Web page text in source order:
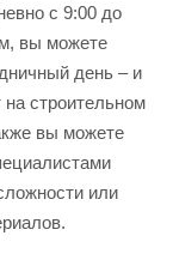
с 9:00 до
вы можете
день – и
строительном
вы можете
или